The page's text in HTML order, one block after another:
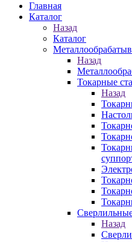
Главная
Каталог
Назад
Каталог
Назад
Токарные
Назад
Назад